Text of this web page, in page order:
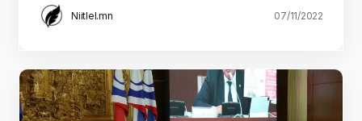
Niitlel.mn 07/11/2022